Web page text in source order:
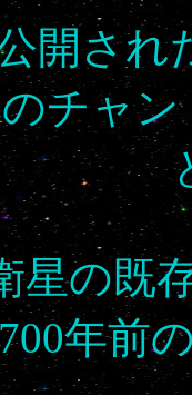
開さ
チャ
星の既
年前